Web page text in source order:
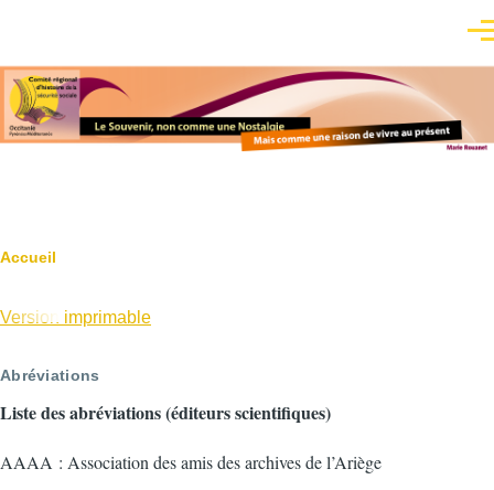
Fil
d'Ariane
Accueil
Version imprimable
Abréviations
Liste des abréviations (éditeurs scientifiques)
AAAA : Association des amis des archives de l’Ariège